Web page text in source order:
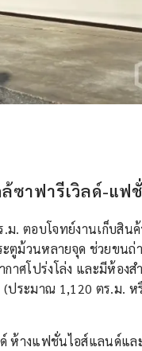
ล้ซาฟารีเวิลด์-แ
. ตอบโจทย์งานเก็บสิน
ม้วนหลายจุด ช่วยขนถ่
าศโปร่งโล่ง และมีห้อง
ระมาณ 1,120 ตร.ม. ห
ห้างแฟชั่นไอส์แลนด์แ